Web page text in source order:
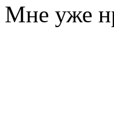
Мне уже